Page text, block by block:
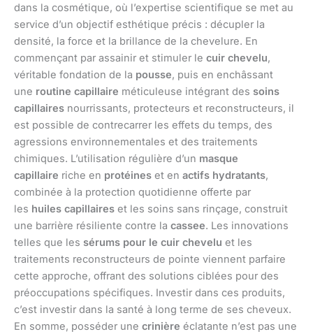
dans la cosmétique, où l’expertise scientifique se met au
service d’un objectif esthétique précis : décupler la
densité, la force et la brillance de la chevelure. En
commençant par assainir et stimuler le cuir chevelu,
véritable fondation de la pousse, puis en enchâssant
une routine capillaire méticuleuse intégrant des soins
capillaires nourrissants, protecteurs et reconstructeurs, il
est possible de contrecarrer les effets du temps, des
agressions environnementales et des traitements
chimiques. L’utilisation régulière d’un masque
capillaire riche en protéines et en actifs hydratants,
combinée à la protection quotidienne offerte par
les huiles capillaires et les soins sans rinçage, construit
une barrière résiliente contre la cassee. Les innovations
telles que les sérums pour le cuir chevelu et les
traitements reconstructeurs de pointe viennent parfaire
cette approche, offrant des solutions ciblées pour des
préoccupations spécifiques. Investir dans ces produits,
c’est investir dans la santé à long terme de ses cheveux.
En somme, posséder une crinière éclatante n’est pas une